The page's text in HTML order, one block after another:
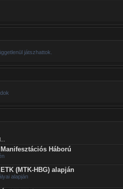
játszhattok.
Háború
(MTK-HBG) alapján
alapján